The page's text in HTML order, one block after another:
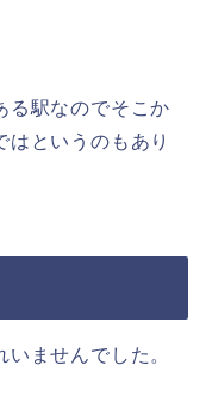
る駅なのでそこか
はというのもあり
ませんでした。